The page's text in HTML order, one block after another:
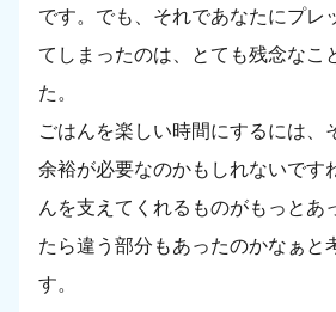
です。でも、それであなたにプレ
てしまったのは、とても残念なこ
た。
ごはんを楽しい時間にするには、
余裕が必要なのかもしれないです
んを支えてくれるものがもっとあ
たら違う部分もあったのかなぁと
す。